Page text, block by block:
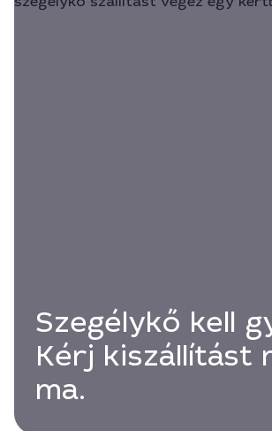
Szegélykő kell
Kérj kiszállítást
ma.